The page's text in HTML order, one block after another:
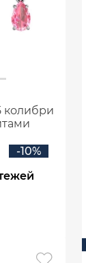
колибри
-10%